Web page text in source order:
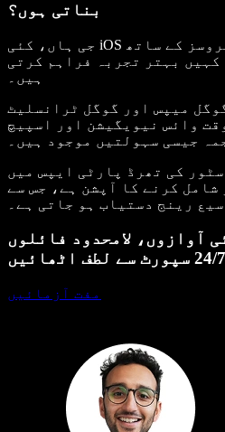
بناتی ہوں؟
جی ہاں، کئی iOS ایپس گوگل اسپیچ سروسز کے ساتھ
کہیں بہتر تجربہ فراہم کرتی
میپس اور گوگل ٹرانسلیٹ
وائس نیویگیشن اور اسپیچ
کی تھرڈ پارٹی ایپس میں
شامل کرنے کا آپشن ہے، جس سے
رینج دستیاب ہو جاتی ہے۔
آوازوں، لامحدود فائلوں
مفت آزمائیں